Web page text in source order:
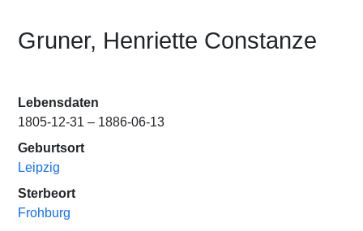
Gruner, Henriette Constanze
Lebensdaten
1805-12-31 – 1886-06-13
Geburtsort
Leipzig
Sterbeort
Frohburg